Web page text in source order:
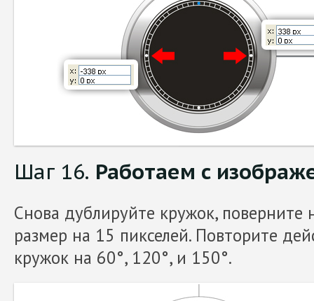
Шаг 16. Работаем с
Снова дублируйте кружок, поверните
размер на 15 пикселей. Повторите
кружок на 60°, 120°, и 150°.